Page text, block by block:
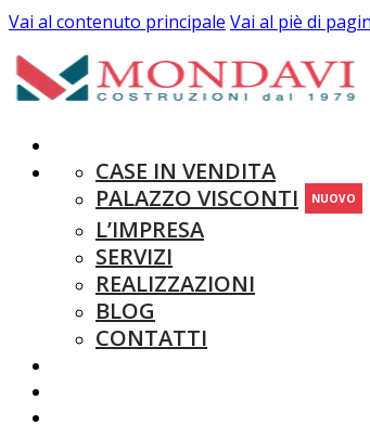
Vai al contenuto principale Vai al piè di
CASE IN VENDITA
PALAZZO VISCONTI
NUOVO
L’IMPRESA
SERVIZI
REALIZZAZIONI
BLOG
CONTATTI